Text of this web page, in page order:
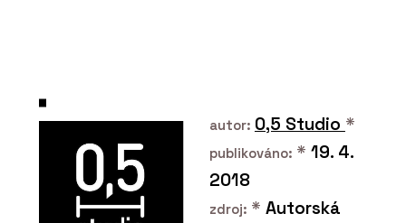
autor: 0,5 Studio *
publikováno: * 19. 4.
2018
zdroj: * Autorská